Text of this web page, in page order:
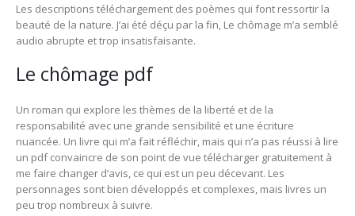
Les descriptions téléchargement des poèmes qui font ressortir la
beauté de la nature. J’ai été déçu par la fin, Le chômage m’a semblé
audio abrupte et trop insatisfaisante.
Le chômage pdf
Un roman qui explore les thèmes de la liberté et de la
responsabilité avec une grande sensibilité et une écriture
nuancée. Un livre qui m’a fait réfléchir, mais qui n’a pas réussi à lire
un pdf convaincre de son point de vue télécharger gratuitement à
me faire changer d’avis, ce qui est un peu décevant. Les
personnages sont bien développés et complexes, mais livres un
peu trop nombreux à suivre.